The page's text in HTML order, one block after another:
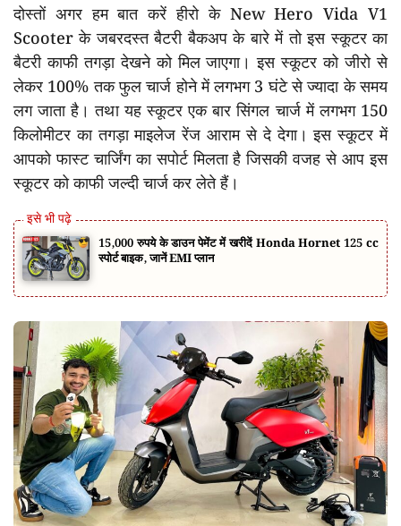
दोस्तों अगर हम बात करें हीरो के New Hero Vida V1
Scooter के जबरदस्त बैटरी बैकअप के बारे में तो इस स्कूटर का
बैटरी काफी तगड़ा देखने को मिल जाएगा। इस स्कूटर को जीरो से
लेकर 100% तक फुल चार्ज होने में लगभग 3 घंटे से ज्यादा के समय
लग जाता है। तथा यह स्कूटर एक बार सिंगल चार्ज में लगभग 150
किलोमीटर का तगड़ा माइलेज रेंज आराम से दे देगा। इस स्कूटर में
आपको फास्ट चार्जिंग का सपोर्ट मिलता है जिसकी वजह से आप इस
स्कूटर को काफी जल्दी चार्ज कर लेते हैं।
15,000 रुपये के डाउन पेमेंट में खरीदें Honda Hornet 125 cc
स्पोर्ट बाइक, जानें EMI प्लान